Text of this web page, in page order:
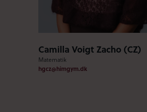
Camilla Voigt Zacho (CZ)
Matematik
hgcz@himgym.dk